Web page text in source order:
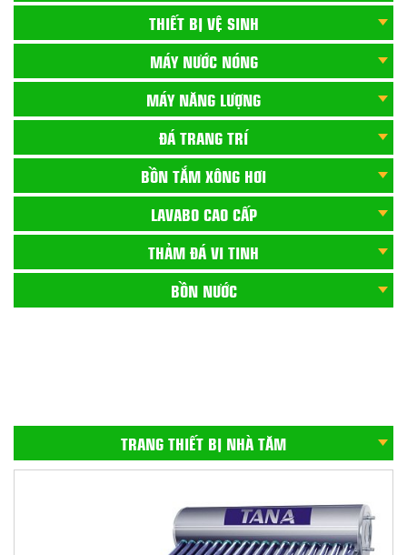
THIẾT BỊ VỆ SINH
MÁY NƯỚC NÓNG
MÁY NĂNG LƯỢNG
ĐÁ TRANG TRÍ
BỒN TẮM XÔNG HƠI
LAVABO CAO CẤP
THẢM ĐÁ VI TINH
BỒN NƯỚC
TRANG THIẾT BỊ NHÀ TĂM